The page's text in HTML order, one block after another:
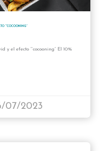
“’COCOONING”
y el efecto “’cocooning” El 10%
07/2023